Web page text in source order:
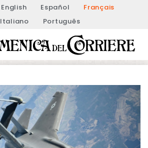
English Español
Français
Italiano
Português